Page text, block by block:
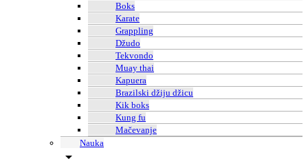
Boks
Karate
Grappling
Džudo
Tekvondo
Muay thai
Kapuera
Brazilski džiju džicu
Kik boks
Kung fu
Mačevanje
Nauka